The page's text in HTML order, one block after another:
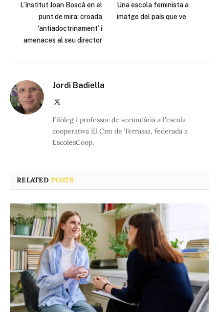
L’Institut Joan Boscà en el
punt de mira: croada
‘antiadoctrinament’ i
amenaces al seu director
Una escola feminista a
imatge del país que ve
Jordi Badiella
Filòleg i professor de secundària a l'escola
cooperativa El Cim de Terrassa, federada a
EscolesCoop.
RELATEDPOSTS